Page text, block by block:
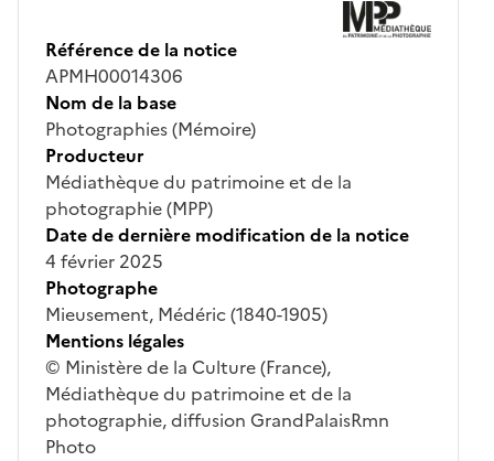
Référence de la notice
APMH00014306
Nom de la base
Photographies (Mémoire)
Producteur
Médiathèque du patrimoine et de la
photographie (MPP)
Date de dernière modification de la notice
4 février 2025
Photographe
Mieusement, Médéric (1840-1905)
Mentions légales
© Ministère de la Culture (France),
Médiathèque du patrimoine et de la
photographie, diffusion GrandPalaisRmn
Photo